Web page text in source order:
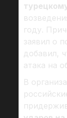
году.
заявил о
добавил,
атака на
В